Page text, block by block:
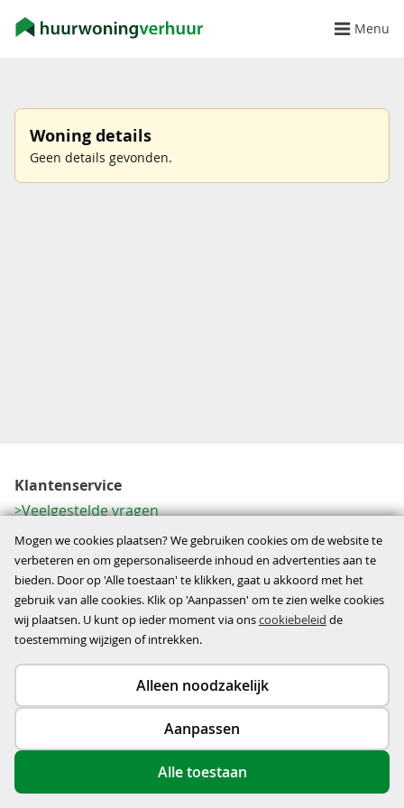
Menu
Woning details
Geen details gevonden.
Klantenservice
Veelgestelde vragen
Contactformulier
Herroeping
Over ons
Bedrijfsgegevens
Werkwijze
Copyright © 2026
privacy- en cookiebeleid
Mogen we cookies plaatsen? We gebruiken cookies om de website te
verbeteren en om gepersonaliseerde inhoud en advertenties aan te
bieden. Door op 'Alle toestaan' te klikken, gaat u akkoord met het
gebruik van alle cookies. Klik op 'Aanpassen' om te zien welke cookies
wij plaatsen. U kunt op ieder moment via onscookiebeleid de
toestemming wijzigen of intrekken.
Alleen noodzakelijk
Aanpassen
Alle toestaan